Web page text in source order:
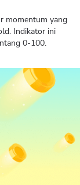
momentum yang
Indikator ini
0-100.